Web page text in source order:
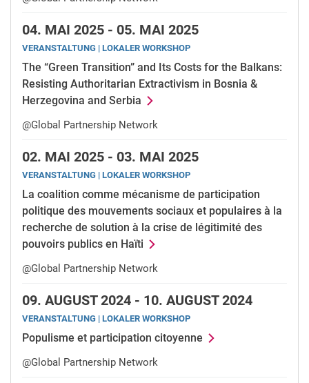
04. MAI 2025 - 05. MAI 2025
VERANSTALTUNG | LOKALER WORKSHOP
The “Green Transition” and Its Costs for the Balkans:
Resisting Authoritarian Extractivism in Bosnia &
Herzegovina and Serbia
@Global Partnership Network
02. MAI 2025 - 03. MAI 2025
VERANSTALTUNG | LOKALER WORKSHOP
La coalition comme mécanisme de participation
politique des mouvements sociaux et populaires à la
recherche de solution à la crise de légitimité des
pouvoirs publics en Haïti
@Global Partnership Network
09. AUGUST 2024 - 10. AUGUST 2024
VERANSTALTUNG | LOKALER WORKSHOP
Populisme et participation citoyenne
@Global Partnership Network